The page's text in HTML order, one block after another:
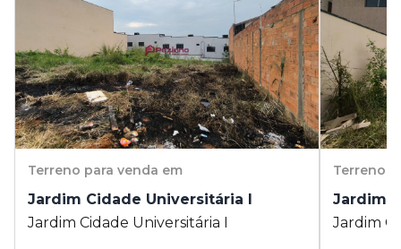
Terreno para venda em
Jardim Cidade Universitária I
Jardim Cidade Universitária I
Terreno
Jardim
Jardim